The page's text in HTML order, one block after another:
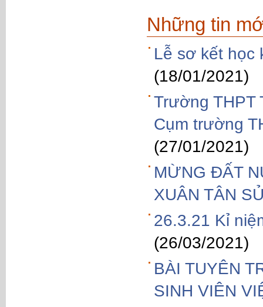
Những tin
Lễ sơ kết học
(18/01/2021)
Trường THPT
Cụm trường
(27/01/2021)
MỪNG ĐẤT
XUÂN TÂN
26.3.21 Kỉ
(26/03/2021)
BÀI TUYÊN
SINH VIÊN